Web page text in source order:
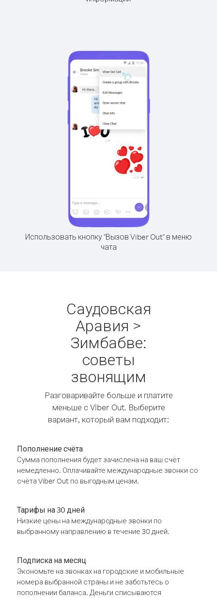
Использовать кнопку "Вызов Viber Out" в меню
чата
Саудовская
Аравия >
Зимбабве:
советы
звонящим
Разговаривайте больше и платите
меньше с Viber Out. Выберите
вариант, который вам подходит:
Пополнение счёта
Сумма пополнения будет зачислена на ваш счёт
немедленно. Оплачивайте международные звонки со
счёта Viber Out по выгодным ценам.
Тарифы на 30 дней
Низкие цены на международные звонки по
выбранному направлению в течение 30 дней.
Подписка на месяц
Экономьте на звонках на городские и мобильные
номера выбранной страны и не заботьтесь о
пополнении баланса. Деньги списываются